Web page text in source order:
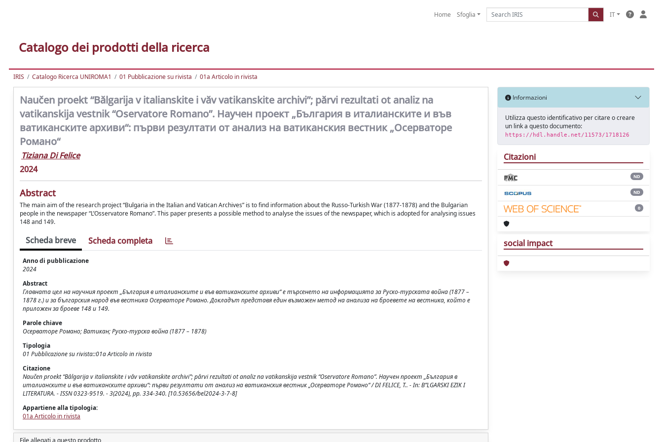
Home Sfoglia IT
Catalogo dei prodotti della ricerca
IRIS Catalogo Ricerca UNIROMA1 01 Pubblicazione su rivista 01a Articolo in rivista
Naučen proekt “Bălgarija v italianskite i văv vatikanskite archivi”; părvi rezultati ot analiz na
vatikanskija vestnik “Oservatore Romano”. Научен проект „България в италианските и във
ватиканските архиви“: първи резултати от анализ на ватиканския вестник „Осерваторе
Романо“
Tiziana Di Felice
2024
Abstract
The main aim of the research project “Bulgaria in the Italian and Vatican Archives” is to find information about the Russo-Turkish War (1877-1878) and the Bulgarian
people in the newspaper “L’Osservatore Romano”. This paper presents a possible method to analyse the issues of the newspaper, which is adopted for analysing issues
148 and 149.
Scheda breve Scheda completa
Anno di pubblicazione
2024
Abstract
Главната цел на научния проект „България в италианските и във ватиканските архиви“ е търсенето на информацията за Руско-турската война (1877 –
1878 г.) и за българския народ във вестника Осерваторе Романо. Докладът представя един възможен метод на анализа на броевете на вестника, който е
приложен за броеве 148 и 149.
Parole chiave
Осерваторе Романо; Ватикан; Руско-турска война (1877 – 1878)
Tipologia
01 Pubblicazione su rivista::01a Articolo in rivista
Citazione
Naučen proekt “Bălgarija v italianskite i văv vatikanskite archivi”; părvi rezultati ot analiz na vatikanskija vestnik “Oservatore Romano”. Научен проект „България в
италианските и във ватиканските архиви“: първи резултати от анализ на ватиканския вестник „Осерваторе Романо“ / DI FELICE, T.. - In: BʺLGARSKI EZIK I
LITERATURA. - ISSN 0323-9519. - 3(2024), pp. 334-340. [10.53656/bel2024-3-7-8]
Appartiene alla tipologia:
01a Articolo in rivista
File allegati a questo prodotto
Informazioni
Utilizza questo identificativo per citare o creare
un link a questo documento:
https://hdl.handle.net/11573/1718126
Citazioni
ND
ND
0
social impact